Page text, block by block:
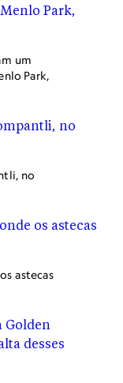
um
Park,
no
astecas